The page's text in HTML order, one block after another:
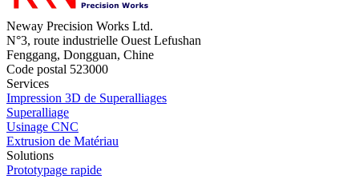
Neway Precision Works Ltd.
N°3, route industrielle Ouest Lefushan
Fenggang, Dongguan, Chine
Code postal 523000
Services
Impression 3D de Superalliages
Superalliage
Usinage CNC
Extrusion de Matériau
Solutions
Prototypage rapide